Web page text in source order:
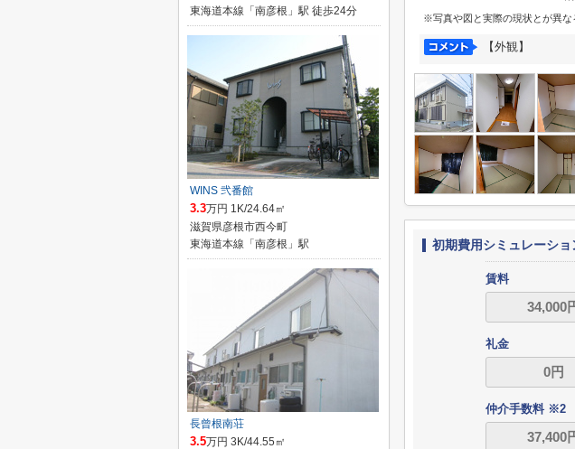
※写真や図と実際の現状とが異な
【外観】
初期費用シミュレーショ
賃料
礼金
仲介手数料 ※2
東海道本線「南彦根」駅 徒歩24分
WINS 弐番館
3.3万円 1K/24.64㎡
滋賀県彦根市西今町
東海道本線「南彦根」駅
長曾根南荘
3.5万円 3K/44.55㎡